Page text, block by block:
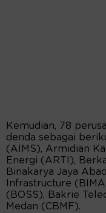
Kemudian, 78
denda sebagai
(AIMS), Armidian
Energi (ARTI),
Binakarya Jaya
Infrastructure
(BOSS), Bakrie
Medan (CBMF).